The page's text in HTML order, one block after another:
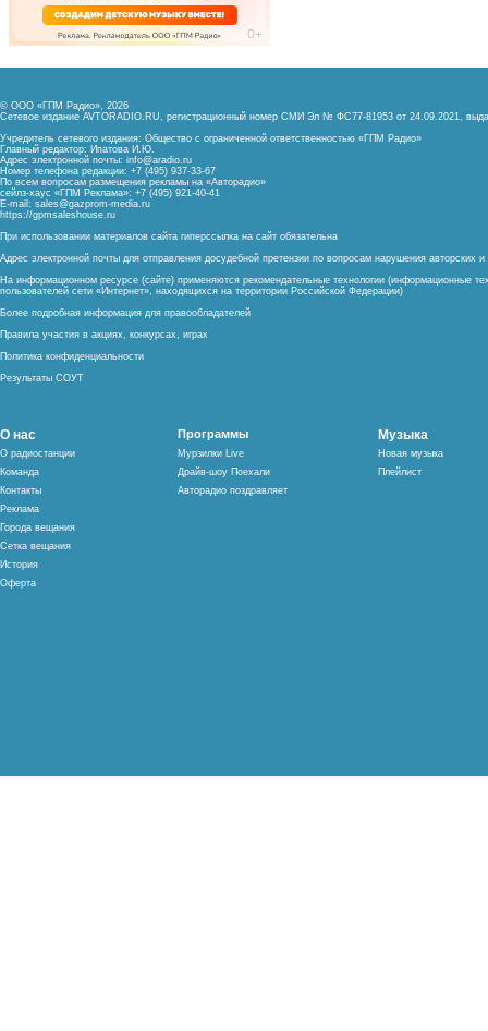
© ООО «ГПМ Радио», 2026
Сетевое издание AVTORADIO.RU, регистрационный номер СМИ Эл № ФС77-81953 от 24.09.2021,
Учредитель сетевого издания: Общество с ограниченной ответственностью «ГПМ Радио»
Главный редактор: Ипатова И.Ю.
Адрес электронной почты: info@aradio.ru
Номер телефона редакции: +7 (495) 937-33-67
По всем вопросам размещения рекламы на «Авторадио»
сейлз-хаус «ГПМ Реклама»: +7 (495) 921-40-41
E-mail: sales@gazprom-media.ru
https://gpmsaleshouse.ru
При использовании материалов сайта гиперссылка на сайт обязательна
Адрес электронной почты для отправления досудебной претензии по вопросам нарушения авторских
На информационном ресурсе (сайте) применяются рекомендательные технологии (информационные
пользователей сети «Интернет», находящихся на территории Российской Федерации)
Более подробная информация для правообладателей
Правила участия в акциях, конкурсах, играх
Политика конфиденциальности
Результаты СОУТ
О нас
О радиостанции
Команда
Контакты
Реклама
Города вещания
Сетка вещания
История
Оферта
Программы
Мурзилки Live
Драйв-шоу Поехали
Авторадио поздравляет
Музыка
Новая музыка
Плейлист